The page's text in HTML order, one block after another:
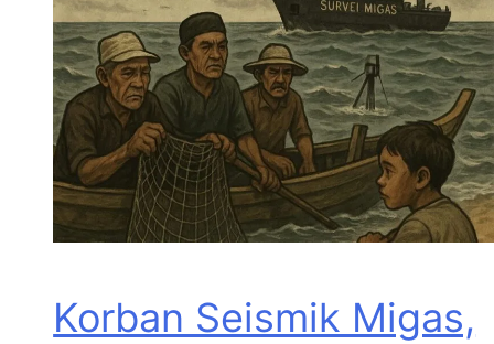
Korban Seismik Migas,